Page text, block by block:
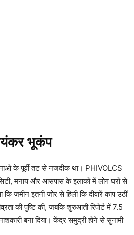
भूकंप
के पूर्वी तट से नजदीक था। PHIVOLCS
मनाय और आसपास के इलाकों में लोग घरों से
जमीन इतनी जोर से हिली कि दीवारें कांप उठीं
की पुष्टि की, जबकि शुरुआती रिपोर्ट में 7.5
बना दिया। केंद्र समुद्री होने से सुनामी